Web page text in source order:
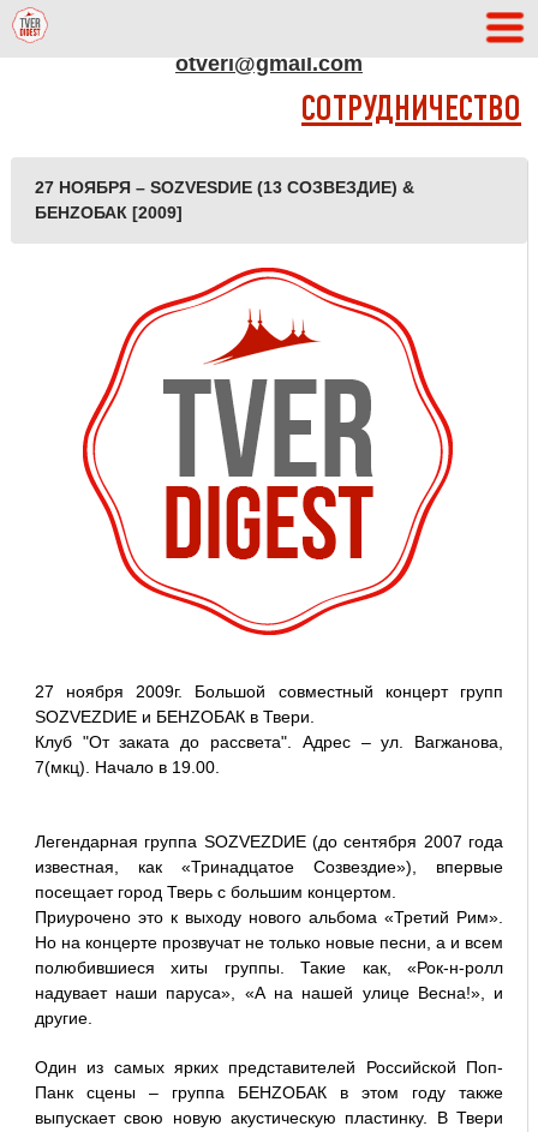
otveri@gmail.com
СОТРУДНИЧЕСТВО
27 НОЯБРЯ – SOZVESDИЕ (13 СОЗВЕЗДИЕ) &
БЕНZОБАК [2009]
27 ноября 2009г. Большой совместный концерт групп
SOZVEZDИЕ и БЕНZОБАК в Твери.
Клуб "От заката до рассвета". Адрес – ул. Вагжанова,
7(мкц). Начало в 19.00.
Легендарная группа SOZVEZDИЕ (до сентября 2007 года
известная, как «Тринадцатое Созвездие»), впервые
посещает город Тверь с большим концертом.
Приурочено это к выходу нового альбома «Третий Рим».
Но на концерте прозвучат не только новые песни, а и всем
полюбившиеся хиты группы. Такие как, «Рок-н-ролл
надувает наши паруса», «А на нашей улице Весна!», и
другие.
Один из самых ярких представителей Российской Поп-
Панк сцены – группа БЕНZОБАК в этом году также
выпускает свою новую акустическую пластинку. В Твери